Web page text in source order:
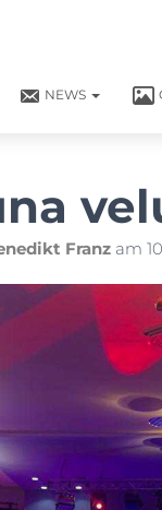
NEWS
Franz am